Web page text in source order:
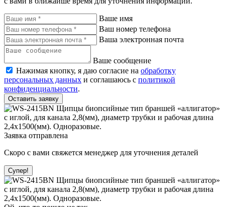
Ваше имя
Ваш номер телефона
Ваша электронная почта
Ваше сообщение
Нажимая кнопку, я даю согласие на обработку
персональных данных и соглашаюсь с политикой
конфиденциальности.
Оставить заявку
Заявка отправлена
Скоро с вами свяжется менеджер для уточнения деталей
Супер!